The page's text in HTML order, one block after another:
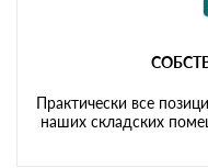
Практически все
наших складских